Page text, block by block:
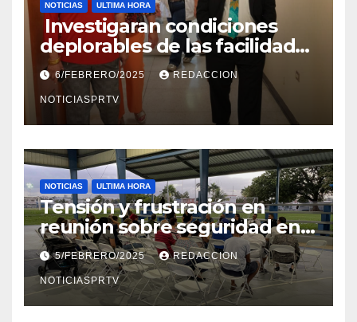
NOTICIAS ULTIMA HORA
Investigaran condiciones
deplorables de las facilidades
el Departamento de la Salud
en Mayagüez
6/FEBRERO/2025 REDACCION
NOTICIASPRTV
NOTICIAS ULTIMA HORA
Tensión y frustración en
reunión sobre seguridad en
Reparto Metropolitano
5/FEBRERO/2025 REDACCION
NOTICIASPRTV